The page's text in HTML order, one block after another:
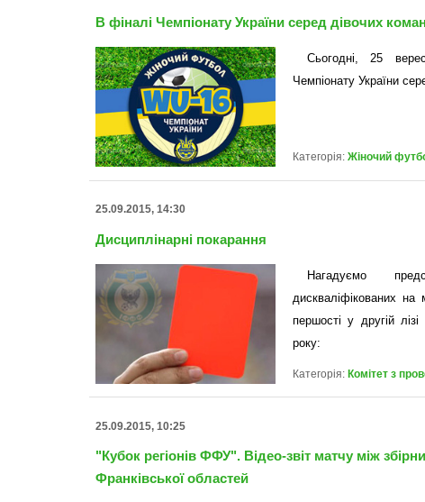
В фіналі Чемпіонату України серед дівочих
Сьогодні, 25
Чемпіонату України
Категорія: Жіночий
25.09.2015, 14:30
Дисциплінарні покарання
Нагадуємо
дискваліфікованих на
першості у другій
року:
Категорія: Комітет з
25.09.2015, 10:25
"Кубок регіонів ФФУ". Відео-звіт матчу між
Франківської областей